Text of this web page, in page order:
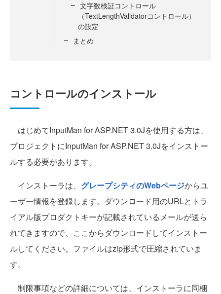
文字数検証コントロール
（TextLengthValidatorコントロール）
の設定
まとめ
コントロールのインストール
はじめてInputMan for ASP.NET 3.0Jを使用する方は、
プロジェクトにInputMan for ASP.NET 3.0Jをインストー
ルする必要があります。
インストーラは、 グレープシティのWebページからユ
ーザー情報を登録します。ダウンロード用のURLとトラ
イアル版プロダクトキーが記載されているメールが送ら
れてきますので、ここからダウンロードしてインストー
ルしてください。ファイルはzip形式で圧縮されていま
す。
制限事項などの詳細については、インストーラに同梱